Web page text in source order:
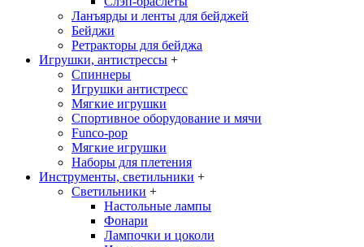
Ланъярды и ленты для бейджей
Бейджи
Ретракторы для бейджа
Игрушки, антистрессы +
Спиннеры
Игрушки антистресс
Мягкие игрушки
Спортивное оборудование и мячи
Funco-pop
Мягкие игрушки
Наборы для плетения
Инструменты, светильники +
Светильники +
Настольные лампы
Фонари
Лампочки и цоколи